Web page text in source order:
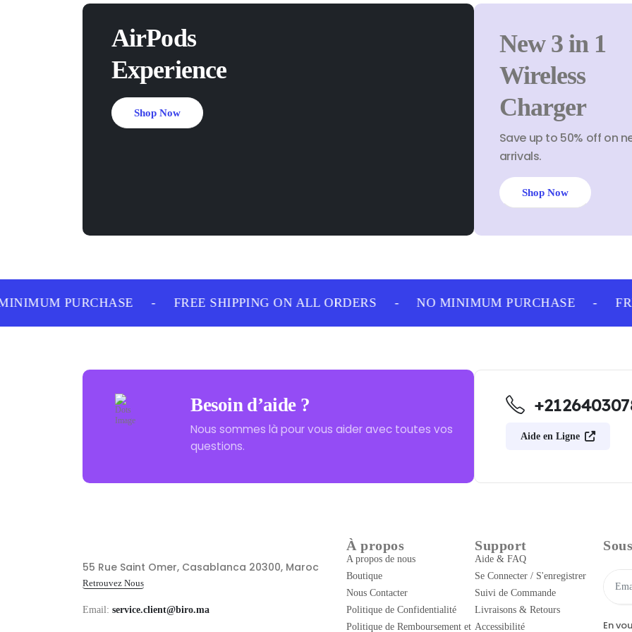
AirPods
Experience
Shop Now
New 3 in 1
Wireless
Charger
Save up to 50% off on
arrivals.
Shop Now
PURCHASE FREE SHIPPING ON ALL ORDERS NO MINIMUM PURCHASE
Besoin d’aide ?
Nous sommes là pour vous aider avec toutes vos
questions.
Aide en Ligne
55 Rue Saint Omer, Casablanca 20300, Maroc
Retrouvez Nous
Email: service.client@biro.ma
À propos
A propos de nous
Boutique
Nous Contacter
Politique de Confidentialité
Politique de Remboursement et
Support
Aide & FAQ
Se Connecter / S'enregistrer
Suivi de Commande
Livraisons & Retours
Accessibilité
En